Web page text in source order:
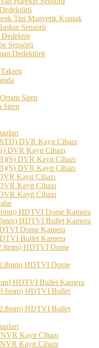
Tipi Manyetik Kontak
Sensörü
Sensörü
Dedektörü
Siren
Siren
DVR Kayıt Cihazı
DVR Kayıt Cihazı
DVR Kayıt Cihazı
DVR Kayıt Cihazı
Kayıt Cihazı
Kayıt Cihazı
Kayıt Cihazı
HDTVI Dome Kamera
HDTVI Bullet Kamera
Dome Kamera
Bullet Kamera
HDTVİ Dome
HDTVI Dome
HDTVI Bullet Kamera
HDTVI Bullet
HDTVI Bullet
Kayıt Cihazı
Kayıt Cihazı